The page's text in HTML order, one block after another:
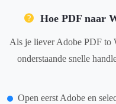
Hoe PDF naar
Als je liever Adobe PDF to
onderstaande snelle
Open eerst Adobe en